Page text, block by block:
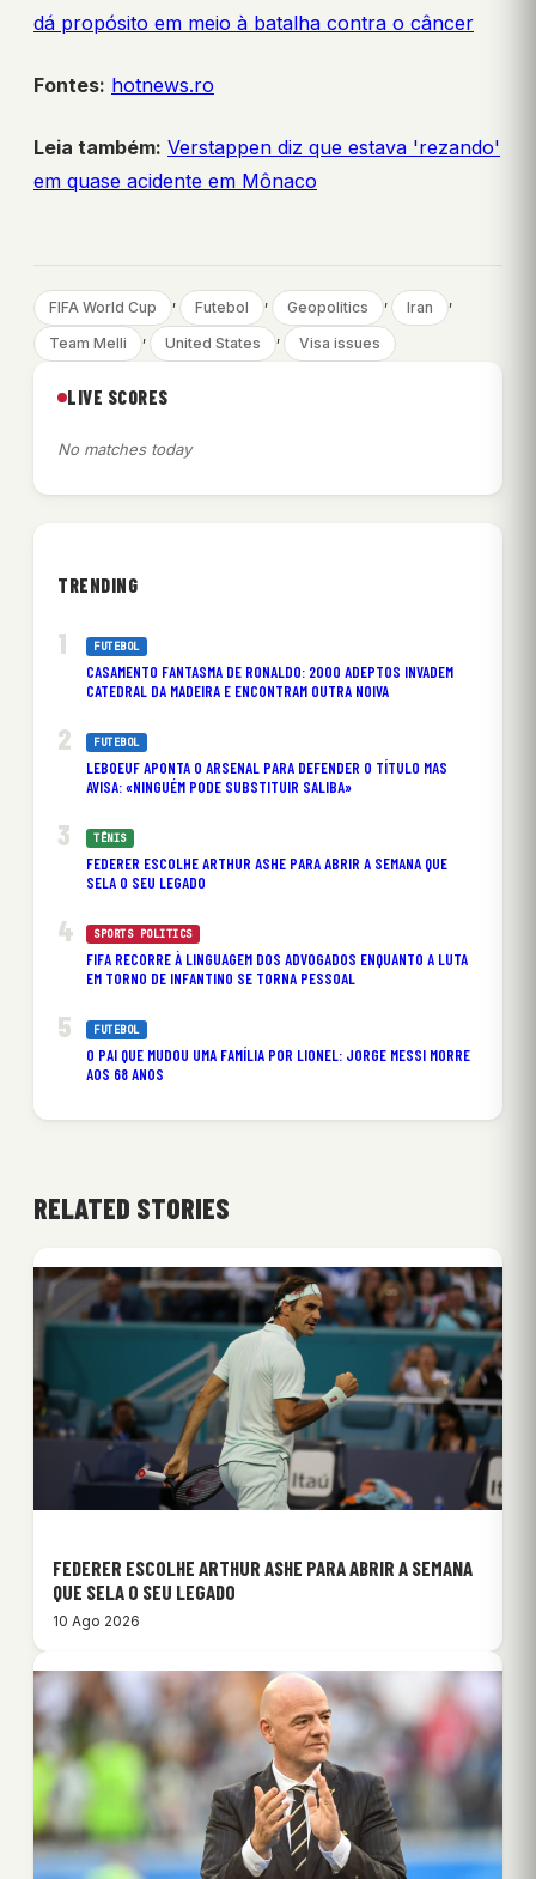
dá propósito em meio à batalha contra o câncer
Fontes: hotnews.ro
Leia também: Verstappen diz que estava 'rezando'
em quase acidente em Mônaco
FIFA World Cup , Futebol , Geopolitics , Iran ,
Team Melli , United States , Visa issues
LIVE SCORES
No matches today
TRENDING
FUTEBOL
CASAMENTO FANTASMA DE RONALDO: 2000 ADEPTOS INVADEM
CATEDRAL DA MADEIRA E ENCONTRAM OUTRA NOIVA
FUTEBOL
LEBOEUF APONTA O ARSENAL PARA DEFENDER O TÍTULO MAS
AVISA: «NINGUÉM PODE SUBSTITUIR SALIBA»
TÊNIS
FEDERER ESCOLHE ARTHUR ASHE PARA ABRIR A SEMANA QUE
SELA O SEU LEGADO
SPORTS POLITICS
FIFA RECORRE À LINGUAGEM DOS ADVOGADOS ENQUANTO A LUTA
EM TORNO DE INFANTINO SE TORNA PESSOAL
FUTEBOL
O PAI QUE MUDOU UMA FAMÍLIA POR LIONEL: JORGE MESSI MORRE
AOS 68 ANOS
RELATED STORIES
FEDERER ESCOLHE ARTHUR ASHE PARA ABRIR A SEMANA
QUE SELA O SEU LEGADO
10 Ago 2026